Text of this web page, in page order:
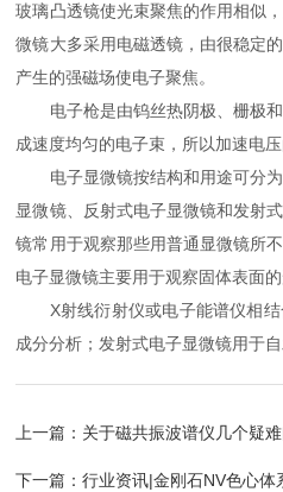
玻璃凸透镜使光束聚焦的作用相似
微镜大多采用电磁透镜，由很稳定
产生的强磁场使电子聚焦。
电子枪是由钨丝热阴极、栅极和
成速度均匀的电子束，所以加速电
电子显微镜按结构和用途可分为
显微镜、反射式电子显微镜和发射
镜常用于观察那些用普通显微镜所
电子显微镜主要用于观察固体表面
X射线衍射仪或电子能谱仪相结
成分分析；发射式电子显微镜用于
上一篇： 关于磁共振波谱仪几个疑
下一篇：行业资讯|金刚石NV色心体